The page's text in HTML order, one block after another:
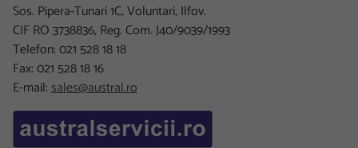
Sos. Pipera-Tunari 1C, Voluntari, Ilfov.
CIF RO 3738836, Reg. Com. J40/9039/1993
Telefon: 021 528 18 18
Fax: 021 528 18 16
E-mail:sales@austral.ro